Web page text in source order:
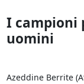
I campioni
uomini
Azeddine Berrite